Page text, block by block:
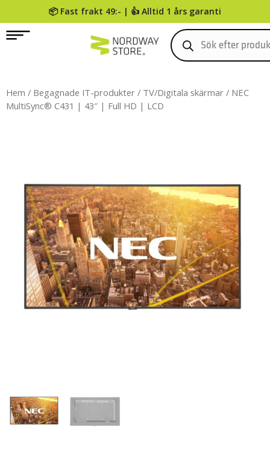
📦 Fast frakt 49:- | 👍 Alltid 1 års garanti
0
Hem / Begagnade IT-produkter / TV/Digitala skärmar / NEC
MultiSync® C431 | 43″ | Full HD | LCD